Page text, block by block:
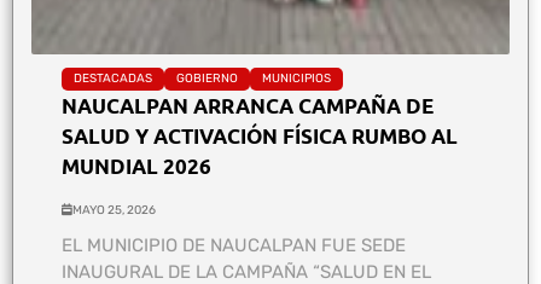
DESTACADAS GOBIERNO MUNICIPIOS
NAUCALPAN ARRANCA CAMPAÑA DE
SALUD Y ACTIVACIÓN FÍSICA RUMBO AL
MUNDIAL 2026
MAYO 25, 2026
EL MUNICIPIO DE NAUCALPAN FUE SEDE
INAUGURAL DE LA CAMPAÑA “SALUD EN EL